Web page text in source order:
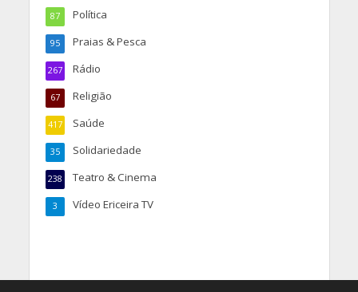
Política
87
Praias & Pesca
95
Rádio
267
Religião
67
Saúde
417
Solidariedade
35
Teatro & Cinema
238
Vídeo Ericeira TV
3